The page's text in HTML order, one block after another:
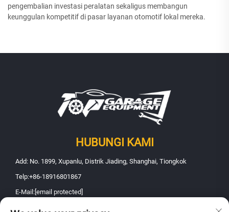
pengembalian investasi peralatan sekaligus membangun
keunggulan kompetitif di pasar layanan otomotif lokal mereka.
HUBUNGI KAMI
Add: No. 1899, Xupanlu, Distrik Jiading, Shanghai, Tiongkok
Telp:+86-18916801867
E-Mail: [email protected]